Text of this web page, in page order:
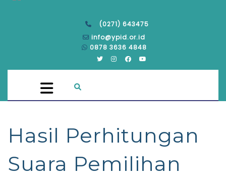
(0271) 643475
info@ypid.or.id
0878 3636 4848
Hasil Perhitungan
Suara Pemilihan